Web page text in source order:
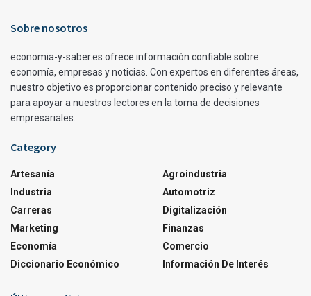
Sobre nosotros
economia-y-saber.es ofrece información confiable sobre
economía, empresas y noticias. Con expertos en diferentes áreas,
nuestro objetivo es proporcionar contenido preciso y relevante
para apoyar a nuestros lectores en la toma de decisiones
empresariales.
Category
Artesanía
Industria
Carreras
Marketing
Economía
Diccionario Económico
Agroindustria
Automotriz
Digitalización
Finanzas
Comercio
Información De Interés